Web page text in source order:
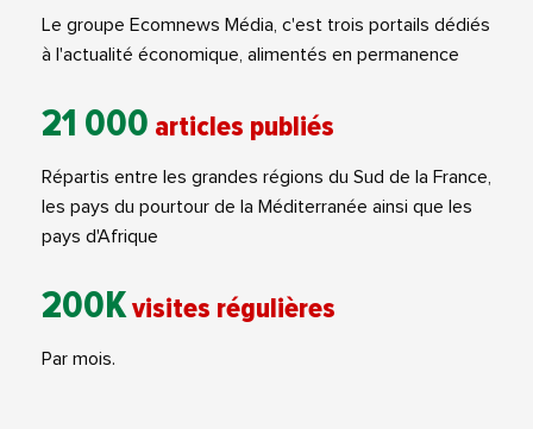
Le groupe Ecomnews Média, c'est trois portails dédiés
à l'actualité économique, alimentés en permanence
21 000 articles publiés
Répartis entre les grandes régions du Sud de la France,
les pays du pourtour de la Méditerranée ainsi que les
pays d'Afrique
200Kvisites régulières
Par mois.